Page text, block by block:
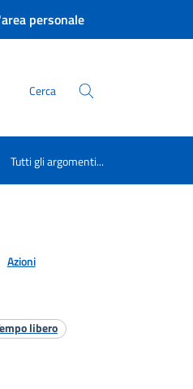
personale
Cerca
Tutti gli argomenti...
Azioni
libero